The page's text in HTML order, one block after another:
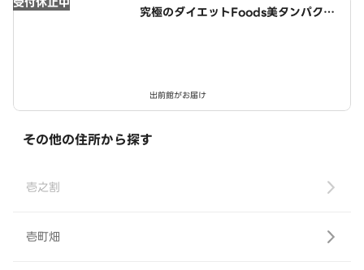
究極のダイエットFoods美タンパクラ
出前館がお届け
その他の住所から探す
壱之割
壱町畑